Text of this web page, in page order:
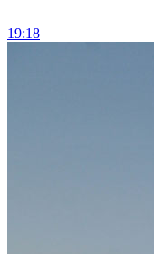
19:18